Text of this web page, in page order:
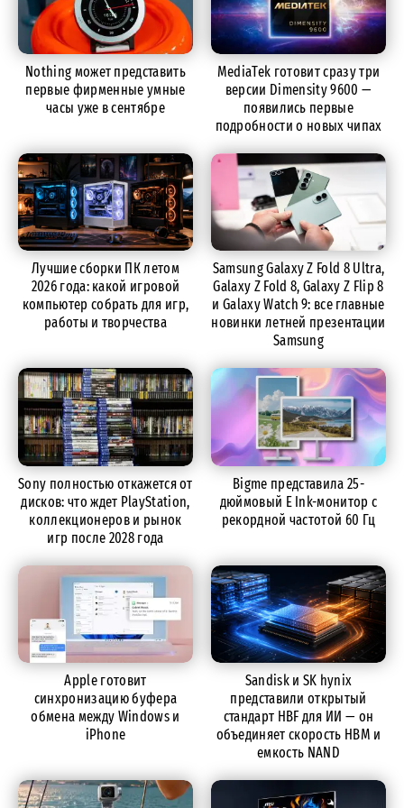
Nothing может представить
первые фирменные умные
часы уже в сентябре
MediaTek готовит сразу три
версии Dimensity 9600 —
появились первые
подробности о новых чипах
Лучшие сборки ПК летом
2026 года: какой игровой
компьютер собрать для игр,
работы и творчества
Samsung Galaxy Z Fold 8 Ultra,
Galaxy Z Fold 8, Galaxy Z Flip 8
и Galaxy Watch 9: все главные
новинки летней презентации
Samsung
Sony полностью откажется от
дисков: что ждет PlayStation,
коллекционеров и рынок
игр после 2028 года
Bigme представила 25-
дюймовый E Ink-монитор с
рекордной частотой 60 Гц
Apple готовит
синхронизацию буфера
обмена между Windows и
iPhone
Sandisk и SK hynix
представили открытый
стандарт HBF для ИИ — он
объединяет скорость HBM и
емкость NAND